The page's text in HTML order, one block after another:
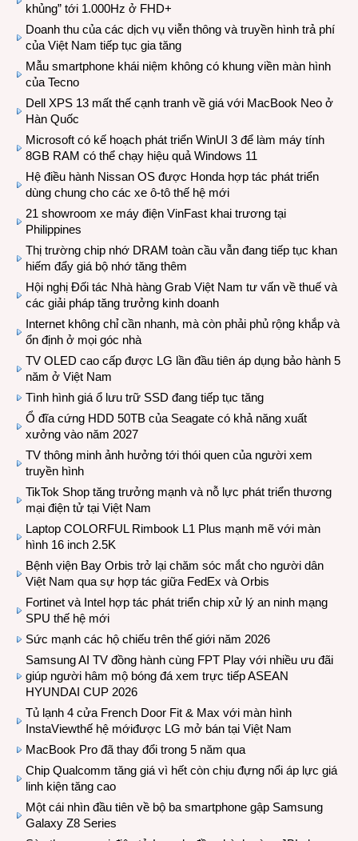
khủng” tới 1.000Hz ở FHD+
Doanh thu của các dịch vụ viễn thông và truyền hình trả phí
của Việt Nam tiếp tục gia tăng
Mẫu smartphone khái niệm không có khung viền màn hình
của Tecno
Dell XPS 13 mất thế cạnh tranh về giá với MacBook Neo ở
Hàn Quốc
Microsoft có kế hoạch phát triển WinUI 3 để làm máy tính
8GB RAM có thể chạy hiệu quả Windows 11
Hệ điều hành Nissan OS được Honda hợp tác phát triển
dùng chung cho các xe ô-tô thế hệ mới
21 showroom xe máy điện VinFast khai trương tại
Philippines
Thị trường chip nhớ DRAM toàn cầu vẫn đang tiếp tục khan
hiếm đẩy giá bộ nhớ tăng thêm
Hội nghị Đối tác Nhà hàng Grab Việt Nam tư vấn về thuế và
các giải pháp tăng trưởng kinh doanh
Internet không chỉ cần nhanh, mà còn phải phủ rộng khắp và
ổn định ở mọi góc nhà
TV OLED cao cấp được LG lần đầu tiên áp dụng bảo hành 5
năm ở Việt Nam
Tình hình giá ổ lưu trữ SSD đang tiếp tục tăng
Ổ đĩa cứng HDD 50TB của Seagate có khả năng xuất
xưởng vào năm 2027
TV thông minh ảnh hưởng tới thói quen của người xem
truyền hình
TikTok Shop tăng trưởng mạnh và nỗ lực phát triển thương
mại điện tử tại Việt Nam
Laptop COLORFUL Rimbook L1 Plus mạnh mẽ với màn
hình 16 inch 2.5K
Bệnh viện Bay Orbis trở lại chăm sóc mắt cho người dân
Việt Nam qua sự hợp tác giữa FedEx và Orbis
Fortinet và Intel hợp tác phát triển chip xử lý an ninh mạng
SPU thế hệ mới
Sức mạnh các hộ chiếu trên thế giới năm 2026
Samsung AI TV đồng hành cùng FPT Play với nhiều ưu đãi
giúp người hâm mộ bóng đá xem trực tiếp ASEAN
HYUNDAI CUP 2026
Tủ lạnh 4 cửa French Door Fit & Max với màn hình
InstaViewthế hệ mớiđược LG mở bán tại Việt Nam
MacBook Pro đã thay đổi trong 5 năm qua
Chip Qualcomm tăng giá vì hết còn chịu đựng nổi áp lực giá
linh kiện tăng cao
Một cái nhìn đầu tiên về bộ ba smartphone gập Samsung
Galaxy Z8 Series